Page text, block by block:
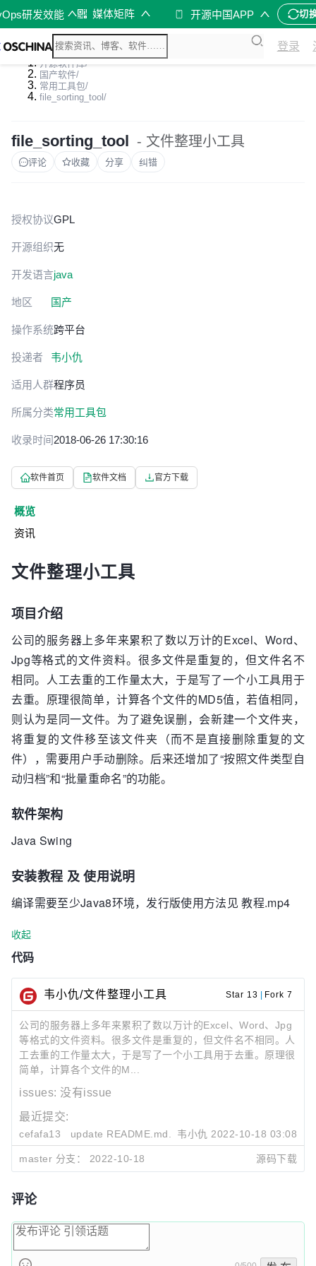
研发效能 媒体矩阵 开源中国APP 切
登录
开源软件库/
国产软件/
常用工具包/
file_sorting_tool /
file_sorting_tool - 文件整理小工具
评论 收藏 分享 纠错
授权协议GPL
开源组织无
开发语言java
地区 国产
操作系统跨平台
投递者 韦小仇
适用人群程序员
所属分类常用工具包
收录时间2018-06-26 17:30:16
软件首页 软件文档 官方下载
概览
资讯
文件整理小工具
项目介绍
公司的服务器上多年来累积了数以万计的Excel、Word、
Jpg等格式的文件资料。很多文件是重复的，但文件名不
相同。人工去重的工作量太大，于是写了一个小工具用于
去重。原理很简单，计算各个文件的MD5值，若值相同，
则认为是同一文件。为了避免误删，会新建一个文件夹，
将重复的文件移至该文件夹（而不是直接删除重复的文
件），需要用户手动删除。后来还增加了“按照文件类型自
动归档”和“批量重命名”的功能。
软件架构
Java Swing
安装教程 及 使用说明
编译需要至少Java8环境，发行版使用方法见 教程.mp4
收起
代码
韦小仇/文件整理小工具 Star 13 Fork 7
公司的服务器上多年来累积了数以万计的Excel、Word、Jpg
等格式的文件资料。很多文件是重复的，但文件名不相同。人
工去重的工作量太大，于是写了一个小工具用于去重。原理很
简单，计算各个文件的M...
issues: 没有issue
最近提交:
cefafa13 update README.md. 韦小仇 2022-10-18 03:08
51a2e707
update README.md.
2022-10-18 03:07
master 分支： 2022-10-18 源码下载
评论